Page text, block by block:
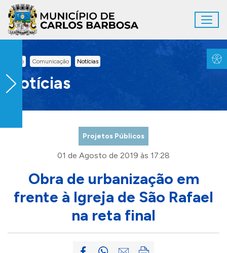
Ir para conteúdo principal
Inicio Comunicação Notícias
Notícias
Projetos Públicos
01 de Agosto de 2019 às 17:28
Obra de urbanização em
frente à Igreja de São Rafael
na reta final